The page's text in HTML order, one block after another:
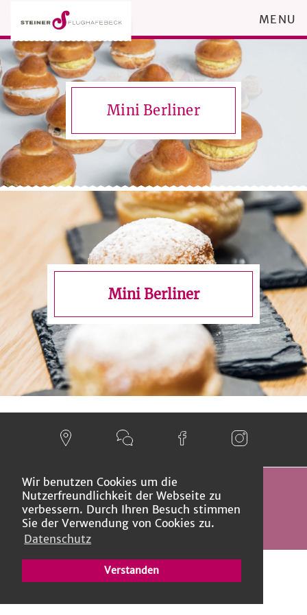
Wir benutzen Cookies um die
Nutzerfreundlichkeit der Webseite zu
verbessern. Durch Ihren Besuch stimmen
Sie der Verwendung von Cookies zu.
Datenschutz
Verstanden
MENU
Mini Berliner
Mini Berliner
© 2026 Steiner Flughafebeck AG
DatenschutzImpressum